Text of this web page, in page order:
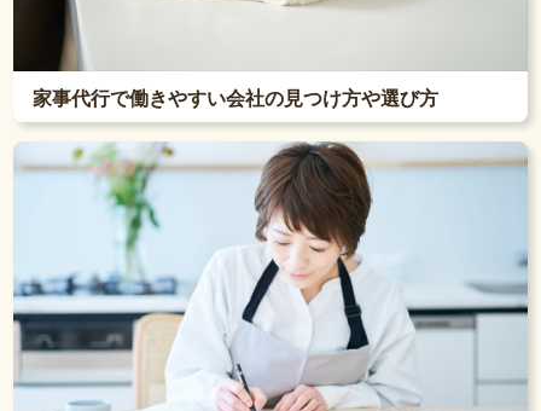
家事代行で働きやすい会社の見つけ方や選び方